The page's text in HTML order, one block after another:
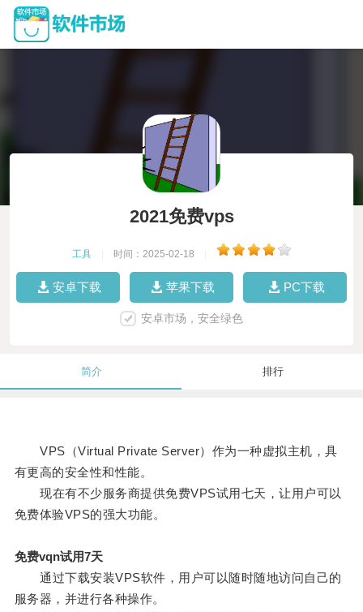
2021免费vps
工具 时间：2025-02-18
安卓下载 苹果下载 PC下载
安卓市场，安全绿色
简介 排行
VPS（Virtual Private Server）作为一种虚拟主机，具
有更高的安全性和性能。
现在有不少服务商提供免费VPS试用七天，让用户可以
免费体验VPS的强大功能。
免费vqn试用7天
通过下载安装VPS软件，用户可以随时随地访问自己的
服务器，并进行各种操作。